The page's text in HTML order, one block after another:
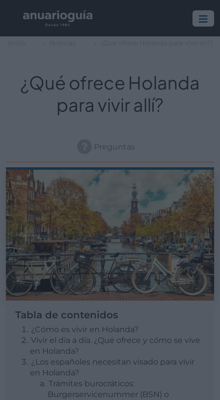
¿Qué ofrece Holanda
para vivir allí?
Preguntas
Tabla de contenidos
¿Cómo es vivir en Holanda?
Vivir el día a día. ¿Qué ofrece y cómo se vive
en Holanda?
¿Los españoles necesitan visado para vivir
en Holanda?
Trámites burocráticos:
Burgerservicenummer (BSN) o